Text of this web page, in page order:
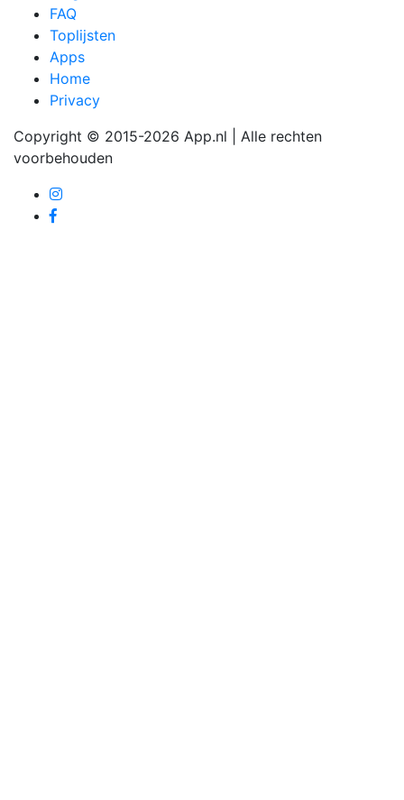
FAQ
Toplijsten
Apps
Home
Privacy
Copyright © 2015-2026 App.nl | Alle rechten
voorbehouden